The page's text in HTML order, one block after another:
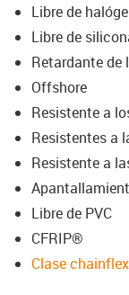
Libre de
Libre de
Retardante de
Offshore
Resistente a
Resistentes a
Resistente a
Libre de PVC
CFRIP®
Clase